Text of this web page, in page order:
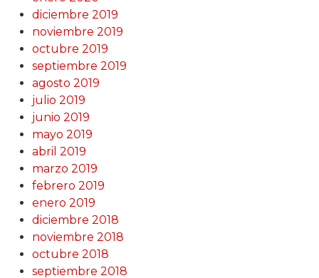
diciembre 2019
noviembre 2019
octubre 2019
septiembre 2019
agosto 2019
julio 2019
junio 2019
mayo 2019
abril 2019
marzo 2019
febrero 2019
enero 2019
diciembre 2018
noviembre 2018
octubre 2018
septiembre 2018